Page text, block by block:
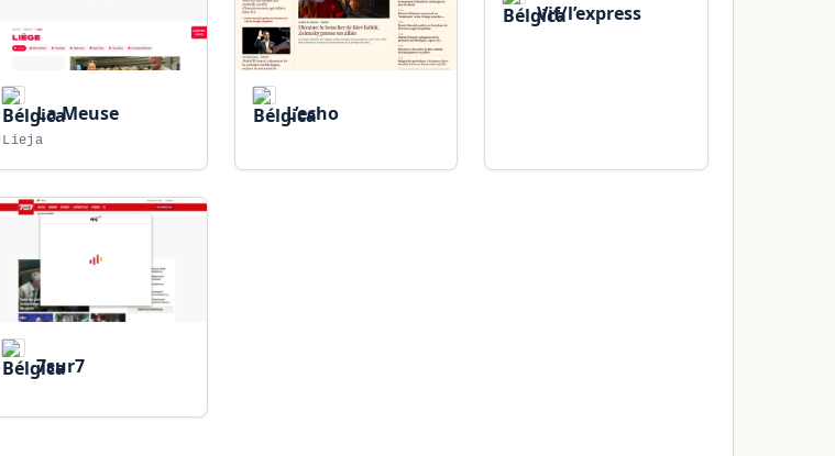
La Meuse
Lieja
L’echo
Vif/l’express
7sur7